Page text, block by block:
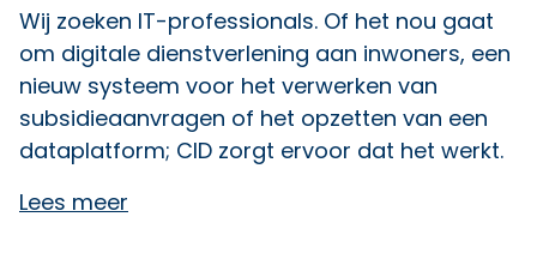
Wij zoeken IT-professionals. Of het nou gaat
om digitale dienstverlening aan inwoners, een
nieuw systeem voor het verwerken van
subsidieaanvragen of het opzetten van een
dataplatform; CID zorgt ervoor dat het werkt.
Lees meer